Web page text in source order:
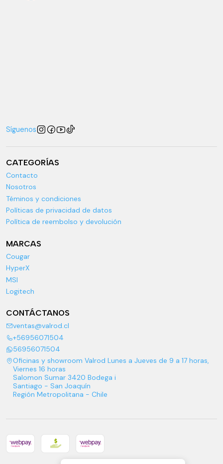
Síguenos
CATEGORÍAS
Contacto
Nosotros
Téminos y condiciones
Políticas de privacidad de datos
Política de reembolso y devolución
MARCAS
Cougar
HyperX
MSI
Logitech
CONTÁCTANOS
ventas@valrod.cl
+56956071504
56956071504
Oficinas y showroom Valrod Lunes a Jueves de 9 a 17 horas,
Viernes 16 horas
Salomon Sumar 3420 Bodega i
Santiago - San Joaquín
Región Metropolitana - Chile